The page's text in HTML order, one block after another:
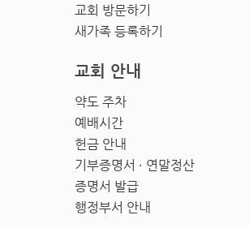
교회 방문하기
새가족 등록하기
교회 안내
약도 주차
예배시간
헌금 안내
기부증명서 · 연말정산
증명서 발급
행정부서 안내